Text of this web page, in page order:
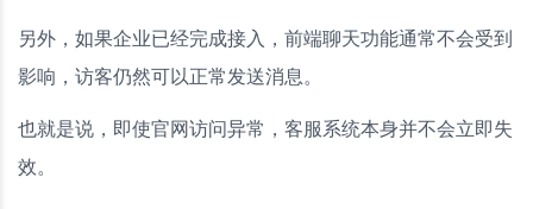
另外，如果企业已经完成接入，前端聊天功能通常不会受到
影响，访客仍然可以正常发送消息。
也就是说，即使官网访问异常，客服系统本身并不会立即失
效。